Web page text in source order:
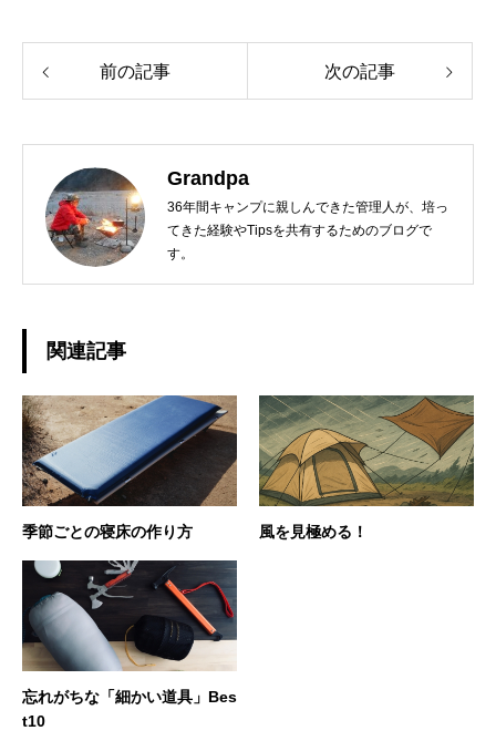
前の記事 次の記事
Grandpa
36年間キャンプに親しんできた管理人が、培っ
てきた経験やTipsを共有するためのブログで
す。
関連記事
季節ごとの寝床の作り方 風を見極める！
忘れがちな「細かい道具」Bes
t10